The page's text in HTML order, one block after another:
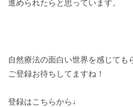
進められたらと思っています。
自然療法の面白い世界を感じても
ご登録お待ちしてますね！
登録はこちらから↓